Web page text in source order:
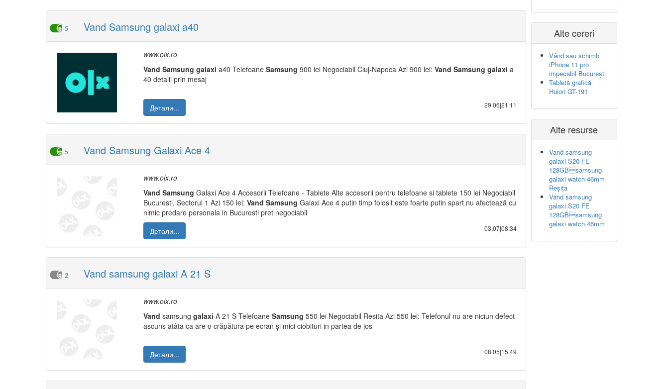
5 Vand Samsung galaxi a40
www.olx.ro
Vand Samsung galaxi a40 Telefoane Samsung 900 lei Negociabil Cluj-Napoca Azi 900 lei: Vand Samsung galaxi a
40 detalii prin mesaj
Детали... 29.06|21:11
5 Vand Samsung Galaxi Ace 4
www.olx.ro
Vand Samsung Galaxi Ace 4 Accesorii Telefoane - Tablete Alte accesorii pentru telefoane si tablete 150 lei Negociabil
Bucuresti, Sectorul 1 Azi 150 lei: Vand Samsung Galaxi Ace 4 putin timp folosit este foarte putin spart nu afectează cu
nimic predare personala in Bucuresti pret negociabil
Детали...
03.07|08:34
2 Vand samsung galaxi A 21 S
www.olx.ro
Vand samsung galaxi A 21 S Telefoane Samsung 550 lei Negociabil Resita Azi 550 lei: Telefonul nu are niciun defect
ascuns atâta ca are o crăpătura pe ecran și mici ciobituri in partea de jos
Детали... 08.05|15:49
Alte cereri
Vând sau schimb
iPhone 11 pro
impecabil București
Tabletă grafică
Huion GT-191
Alte resurse
Vand samsung
galaxi S20 FE
128GBsamsung
galaxi watch 46mm
Reșița
Vand samsung
galaxi S20 FE
128GBsamsung
galaxi watch 46mm